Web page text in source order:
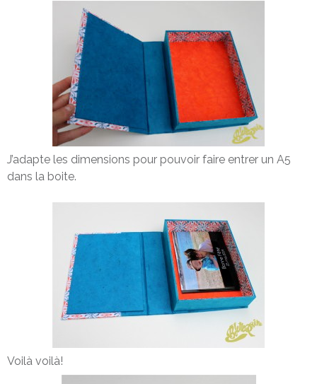
J’adapte les dimensions pour pouvoir faire entrer un A5
dans la boite.
Voilà voilà!